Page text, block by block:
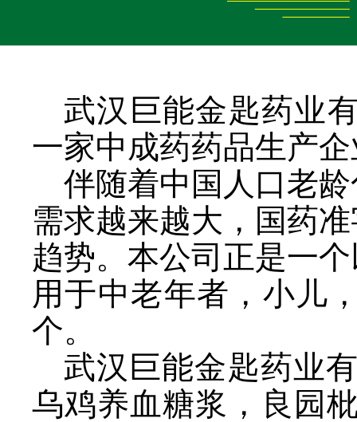
武汉巨能金匙药业
一家中成药药品生产
伴随着中国人口老
需求越来越大，国药
趋势。本公司正是一
用于中老年者，小儿
个。
武汉巨能金匙药业
乌鸡养血糖浆，良园